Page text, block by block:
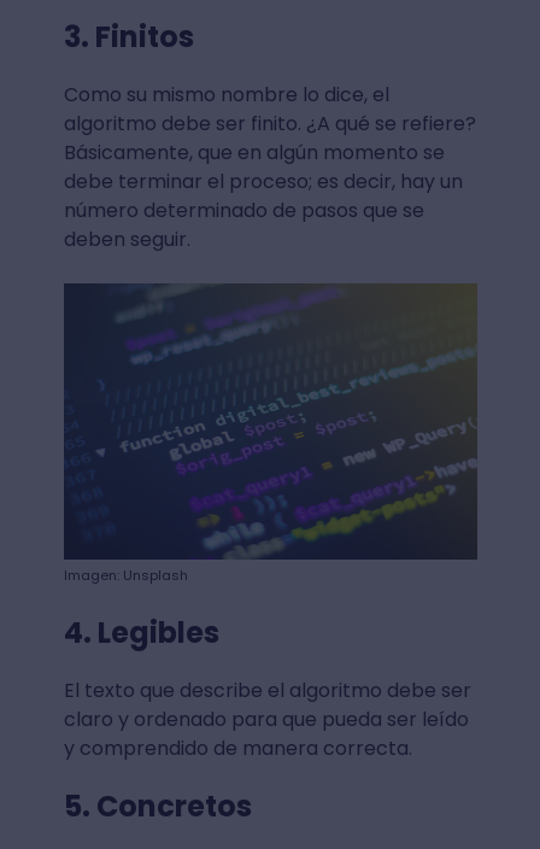
3. Finitos
Como su mismo nombre lo dice, el
algoritmo debe ser finito. ¿A qué se refiere?
Básicamente, que en algún momento se
debe terminar el proceso; es decir, hay un
número determinado de pasos que se
deben seguir.
Imagen: Unsplash
4. Legibles
El texto que describe el algoritmo debe ser
claro y ordenado para que pueda ser leído
y comprendido de manera correcta.
5. Concretos